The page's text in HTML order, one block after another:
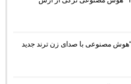
مصنوعی با صدای زن ترند جدید